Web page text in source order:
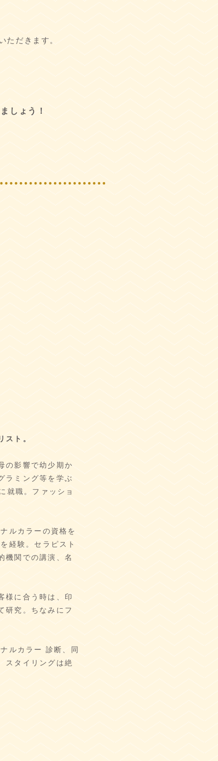
ただきます。
しょう！
スト。
の影響で幼少期か
ラミング等を学ぶ
就職。ファッショ
ルカラーの資格を
経験。セラピスト
機関での講演、名
様に合う時は、印
研究。ちなみにフ
ルカラー 診断、同
スタイリングは絶